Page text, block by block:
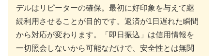
デルはリピーターの確保。最初に好印象を与えて継
続利用させることが目的です。返済が1日遅れた瞬間
から対応が変わります。「即日振込」は信用情報を
一切照会しないから可能なだけで、安全性とは無関